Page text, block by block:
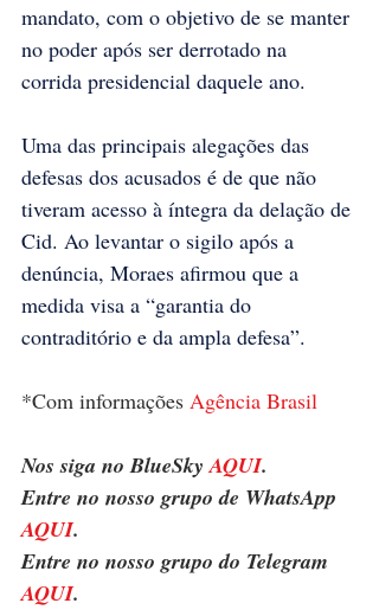
mandato, com o objetivo de se manter
no poder após ser derrotado na
corrida presidencial daquele ano.
Uma das principais alegações das
defesas dos acusados é de que não
tiveram acesso à íntegra da delação de
Cid. Ao levantar o sigilo após a
denúncia, Moraes afirmou que a
medida visa a “garantia do
contraditório e da ampla defesa”.
*Com informações Agência Brasil
Nos siga no BlueSky AQUI.
Entre no nosso grupo de WhatsApp
AQUI.
Entre no nosso grupo do Telegram
AQUI.